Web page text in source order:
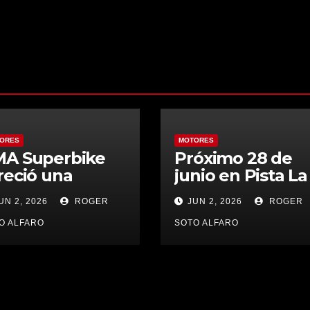
Superbike
una
llena de
y
en P1
2, 2026 ROGER
ALFARO
MOTORES
Próximo 28 de
junio en Pista La
Torre Boro Mud
Fest promete
adrenalina,
JUN 2, 2026 ROGER
SOTO ALFARO